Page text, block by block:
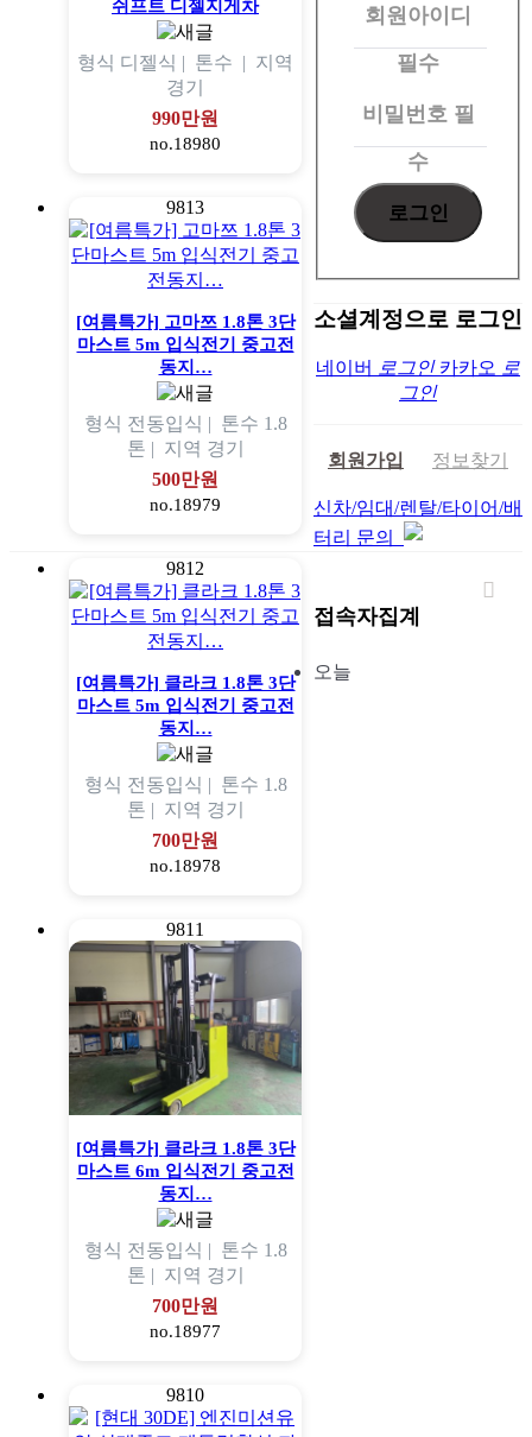
쉬프트 디젤지게차
형식 디젤식 | 톤수 | 지역
경기
990만원
no.18980
9813
[여름특가] 고마쯔 1.8톤 3단
마스트 5m 입식전기 중고전
동지…
형식 전동입식 | 톤수 1.8
톤 | 지역 경기
500만원
no.18979
9812
[여름특가] 클라크 1.8톤 3단
마스트 5m 입식전기 중고전
동지…
형식 전동입식 | 톤수 1.8
톤 | 지역 경기
700만원
no.18978
9811
[여름특가] 클라크 1.8톤 3단
마스트 6m 입식전기 중고전
동지…
형식 전동입식 | 톤수 1.8
톤 | 지역 경기
700만원
no.18977
9810
회원아이디
필수
비밀번호 필
수
소셜계정으로 로그인
네이버 로그인 카카오 로
그인
회원가입 정보찾기
신차/임대/렌탈/타이어/배
터리 문의
접속자집계
오늘